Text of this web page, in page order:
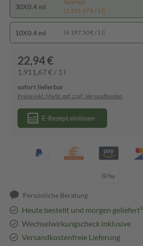
30X0.4 ml
Spartipp
(1.911,67 € / 1 l)
10X0.4 ml (4.197,50 € / 1 l)
22,94 €
1.911,67 € / 1 l
sofort lieferbar
Preise inkl. MwSt. ggf. zzgl. Versandkosten
E-Rezept einlösen
Persönliche Beratung
Heute bestellt und morgen geliefert³
Wechselwirkungscheck inklusive
Versandkostenfreie Lieferung